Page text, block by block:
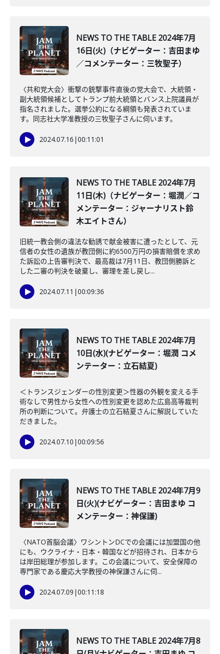
NEWS TO THE TABLE 2024年7月
16日(火)（ナビゲーター：吉田まゆ
／コメンテーター：三牧聖子）
〈共和党大会〉衝撃の銃撃事件直後の党大会で、大統領・
副大統領候補としてトランプ前大統領とバンス上院議員が
指名されました。選挙公約になる綱領も発表されていま
す。同志社大学准教授の三牧聖子さんに伺います。
2024.07.16 |00:11:01
NEWS TO THE TABLE 2024年7月
11日(木)（ナビゲーター：堀潤／コ
メンテーター：ジャーナリスト鈴
木エイトさん）
旧統一教会側の違法な勧誘で献金被害に遭ったとして、元
信者の女性の遺族が教団側に約6500万円の損害賠償を求め
た訴訟の上告審判決で、最高裁は7月11日、教団側勝訴と
した二審の判決を破棄し、審理を差し戻し...
2024.07.11 |00:09:36
NEWS TO THE TABLE 2024年7月
10日(水)(ナビゲーター：堀潤 コメ
ンテーター：立石結夏)
＜トランスジェンダーの性別変更＞性器の外観を変える手
術なしで男性から女性への性別変更を認めた広島高等裁判
所の判断について。弁護士の立石結夏さんに解説していた
だきました。
2024.07.10 |00:09:56
NEWS TO THE TABLE 2024年7月9
日(火)(ナビゲーター：吉田まゆ コ
メンテーター：神保謙)
〈NATO首脳会議〉ワシントンDCでの会議には加盟国の他
にも、ウクライナ・日本・韓国などが招待され、日本から
は岸田総理が参加します。この会議について、安全保障の
専門家である慶応大学教授の神保謙さんに伺...
2024.07.09 |00:11:18
NEWS TO THE TABLE 2024年7月8